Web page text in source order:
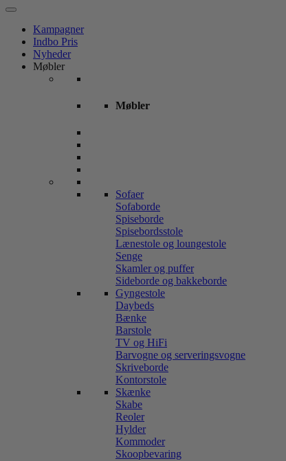
Kampagner
Indbo Pris
Nyheder
Møbler
Møbler
Sofaer
Sofaborde
Spiseborde
Spisebordsstole
Lænestole og loungestole
Senge
Skamler og puffer
Sideborde og bakkeborde
Gyngestole
Daybeds
Bænke
Barstole
TV og HiFi
Barvogne og serveringsvogne
Skriveborde
Kontorstole
Skænke
Skabe
Reoler
Hylder
Kommoder
Skoopbevaring